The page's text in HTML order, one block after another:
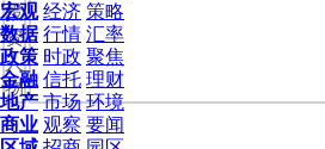
投
资
人
物
宏观 经济 策略
数据 行情 汇率
政策 时政 聚焦
金融 信托 理财
地产 市场 环境
商业 观察 要闻